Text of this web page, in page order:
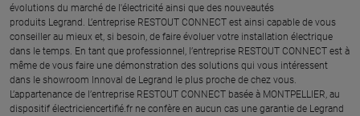
évolutions du marché de l'électricité ainsi que des nouveautés
produits Legrand. L’entreprise RESTOUT CONNECT est ainsi capable de vous
conseiller au mieux et, si besoin, de faire évoluer votre installation électrique
dans le temps. En tant que professionnel, l’entreprise RESTOUT CONNECT est à
même de vous faire une démonstration des solutions qui vous intéressent
dans le showroom Innoval de Legrand le plus proche de chez vous.​
L’appartenance de l’entreprise RESTOUT CONNECT basée à MONTPELLIER, au
dispositif électriciencertifié.fr ne confère en aucun cas une garantie de Legrand